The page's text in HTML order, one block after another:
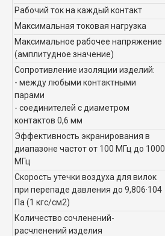
Рабочий ток на каждый контакт
Максимальная токовая нагрузка
Максимальное рабочее напряжение
(амплитудное значение)
Сопротивление изоляции изделий:
- между любыми контактными
парами
- соединителей с диаметром
контактов 0,6 мм
Эффективность экранирования в
диапазоне частот от 100 МГц до 1000
МГц
Скорость утечки воздуха для вилок
при перепаде давления до 9,806·104
Па (1 кгс/см2)
Количество сочленений-
расчленений изделия